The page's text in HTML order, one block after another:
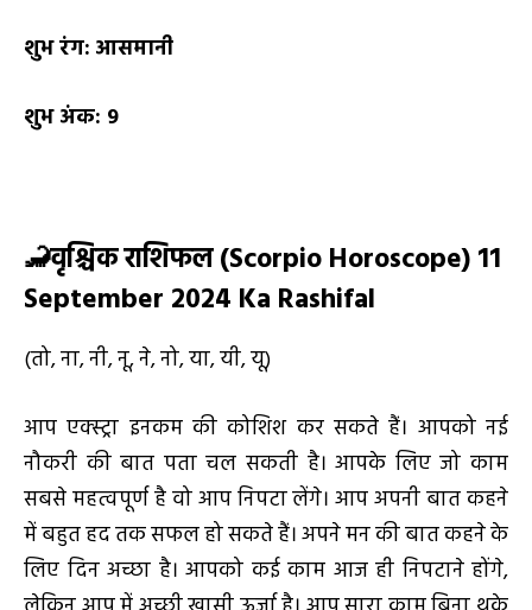
शुभ रंग: आसमानी
शुभ अंक: 9
🦂वृश्चिक राशिफल (Scorpio Horoscope) 11
September 2024 Ka Rashifal
(तो, ना, नी, नू, ने, नो, या, यी, यू)
आप एक्स्ट्रा इनकम की कोशिश कर सकते हैं। आपको नई
नौकरी की बात पता चल सकती है। आपके लिए जो काम
सबसे महत्वपूर्ण है वो आप निपटा लेंगे। आप अपनी बात कहने
में बहुत हद तक सफल हो सकते हैं। अपने मन की बात कहने के
लिए दिन अच्छा है। आपको कई काम आज ही निपटाने होंगे,